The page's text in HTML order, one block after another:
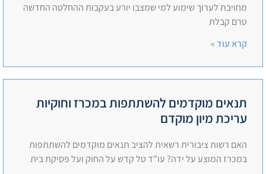
מחויבת לערוך שימוע למי שמצבו יורע בעקבות ההחלטה החדשה
טרם קבלת
קרא עוד »
תנאים מוקדמים להשתתפות במכרז וחוקיות
עריכת מיון מוקדם
האם רשות ציבורית רשאית להציב תנאים מוקדמים להשתתפות
במכרז המוצע על ידה? עו"ד טל קדש על החוק ועל פסיקת בית